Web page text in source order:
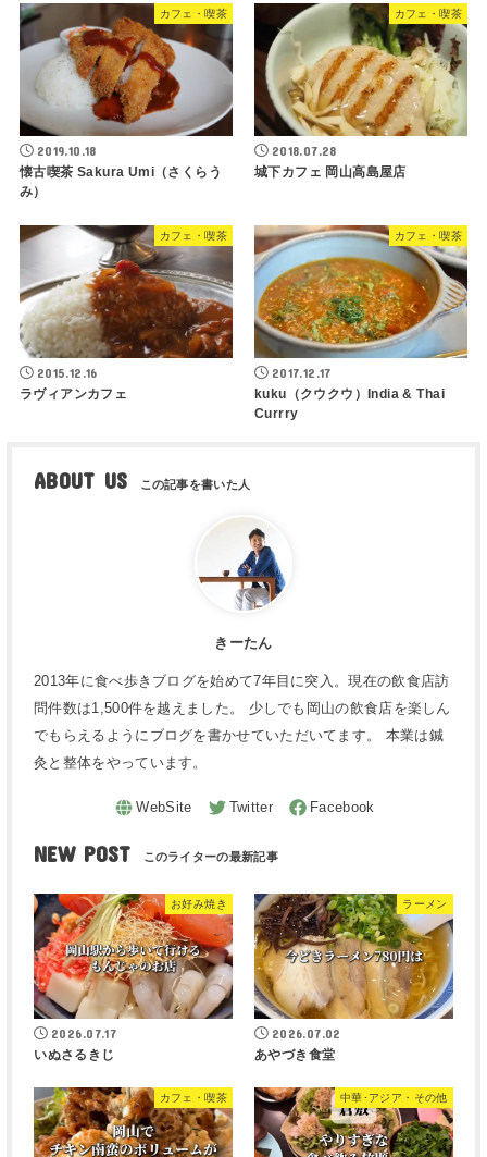
カフェ・喫茶
2019.10.18
懐古喫茶 Sakura Umi（さくらう
み）
カフェ・喫茶
2018.07.28
城下カフェ 岡山高島屋店
カフェ・喫茶
2015.12.16
ラヴィアンカフェ
カフェ・喫茶
2017.12.17
kuku（クウクウ）India & Thai
Currry
ABOUT US
きーたん
2013年に食べ歩きブログを始めて7年目に突入。現在の飲食店訪
問件数は1,500件を越えました。 少しでも岡山の飲食店を楽しん
でもらえるようにブログを書かせていただいてます。 本業は鍼
灸と整体をやっています。
NEW POST
お好み焼き
2026.07.17
いぬさるきじ
ラーメン
2026.07.02
あやづき食堂
カフェ・喫茶 中華･アジア・その他